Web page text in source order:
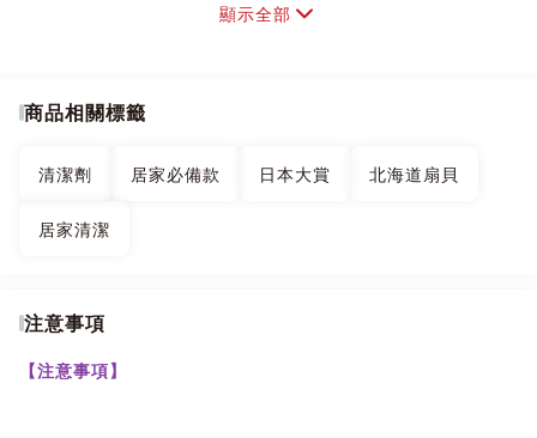
在數十年的研究中，發現了在扇貝貝殼中所淺藏的那個神秘力
的這種愛，透過MENAGE NATURAL LIFE的形式呈現給大
家，並邀請您一起來感受。
顯示全部
商品相關標籤
清潔劑 居家必備款 日本大賞 北海道扇貝
居家清潔
注意事項
【注意事項】